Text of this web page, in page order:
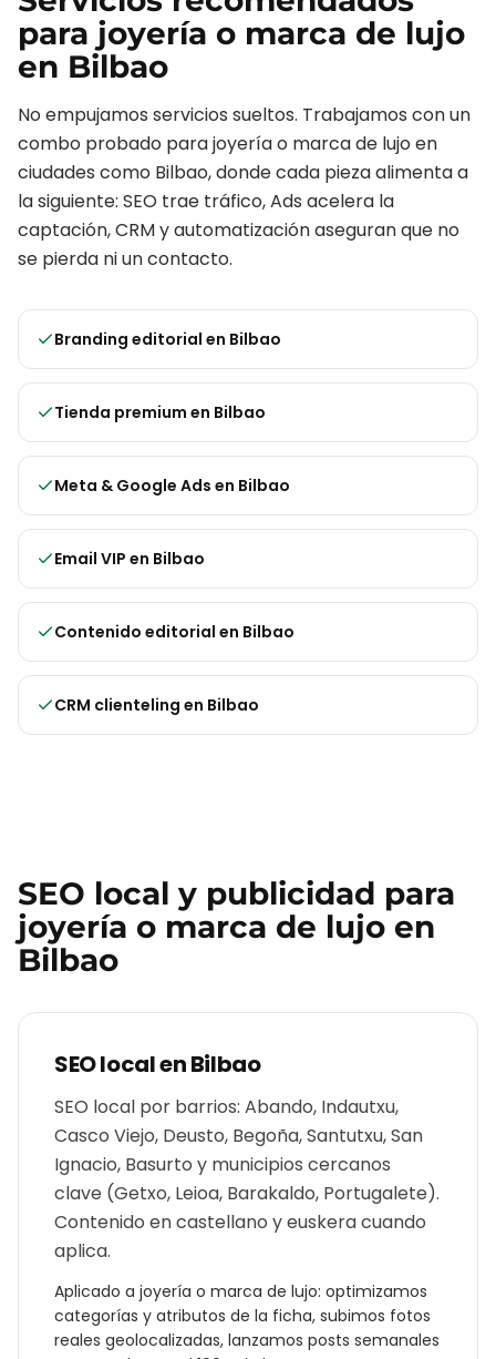
para joyería o marca de lujo
en Bilbao
No empujamos servicios sueltos. Trabajamos con un
combo probado parajoyería o marca de lujo en
ciudades como Bilbao, donde cada pieza alimenta a
la siguiente: SEO trae tráfico, Ads acelera la
captación, CRM y automatización aseguran que no
se pierda ni un contacto.
Branding editorial en Bilbao
Tienda premium en Bilbao
Meta & Google Ads en Bilbao
Email VIP en Bilbao
Contenido editorial en Bilbao
CRM clienteling en Bilbao
SEO local y publicidad para
joyería o marca de lujo en
Bilbao
SEO local enBilbao
SEO local por barrios: Abando, Indautxu,
Casco Viejo, Deusto, Begoña, Santutxu, San
Ignacio, Basurto y municipios cercanos
clave (Getxo, Leioa, Barakaldo, Portugalete).
Contenido en castellano y euskera cuando
aplica.
Aplicado a joyería o marca de lujo: optimizamos
categorías y atributos de la ficha, subimos fotos
reales geolocalizadas, lanzamos posts semanales